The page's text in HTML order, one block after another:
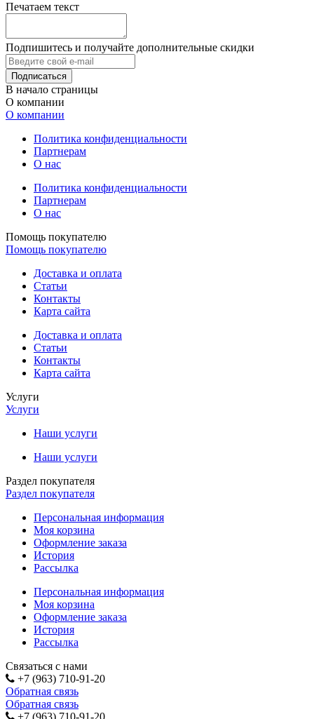
Печатаем текст
Подпишитесь и получайте дополнительные скидки
В начало страницы
О компании
О компании
Политика конфиденциальности
Партнерам
О нас
Политика конфиденциальности
Партнерам
О нас
Помощь покупателю
Помощь покупателю
Доставка и оплата
Статьи
Контакты
Карта сайта
Доставка и оплата
Статьи
Контакты
Карта сайта
Услуги
Услуги
Наши услуги
Наши услуги
Раздел покупателя
Раздел покупателя
Персональная информация
Моя корзина
Оформление заказа
История
Рассылка
Персональная информация
Моя корзина
Оформление заказа
История
Рассылка
Связаться с нами
+7 (963) 710-91-20
Обратная связь
Обратная связь